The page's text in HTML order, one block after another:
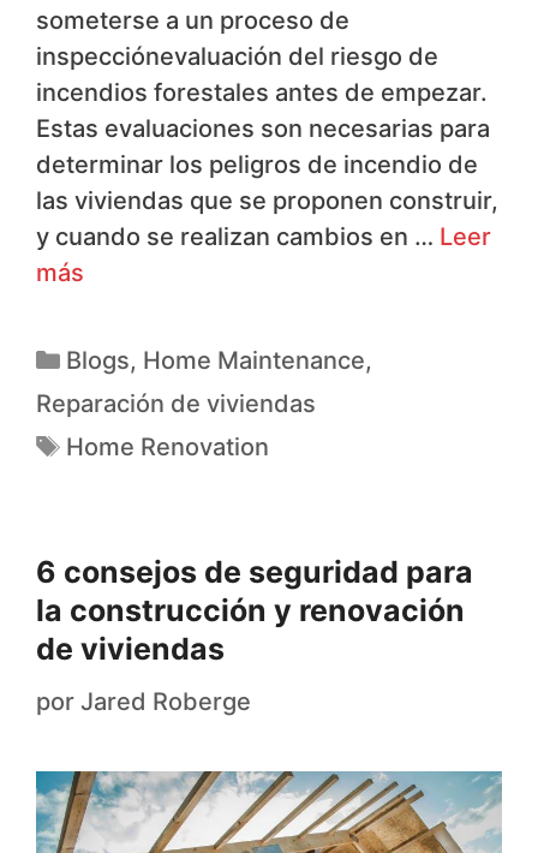
someterse a un proceso de
inspecciónevaluación del riesgo de
incendios forestales antes de empezar.
Estas evaluaciones son necesarias para
determinar los peligros de incendio de
las viviendas que se proponen construir,
y cuando se realizan cambios en … Leer
más
Blogs, Home Maintenance,
Reparación de viviendas
Home Renovation
6 consejos de seguridad para
la construcción y renovación
de viviendas
por Jared Roberge